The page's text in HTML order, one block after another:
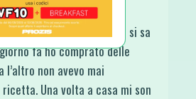
Torta Coca Cola e
Nata veramente non si sa
fa ho comprato delle
l’altro non avevo mai
Una volta a casa mi son